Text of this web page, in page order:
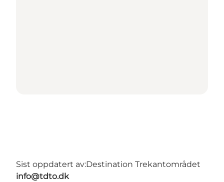
Sist oppdatert av:Destination Trekantområdet
info@tdto.dk